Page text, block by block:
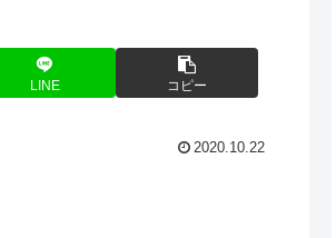
LINE コピー
2020.10.22